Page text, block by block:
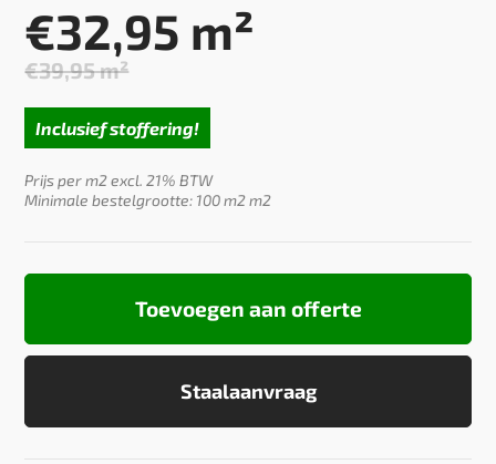
€39,95m²
Oorspronkelijke
prijs
was:
€39,95.
€32,95 m²
Huidige
prijs
is:
€32,95.
Inclusief stoffering!
Prijs per m2 excl. 21% BTW
Minimale bestelgrootte: 100 m2 m2
Staalaanvraag
Toevoegen aan offerte